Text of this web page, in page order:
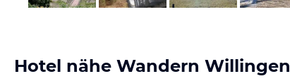
Hotel nähe Wandern Willingen